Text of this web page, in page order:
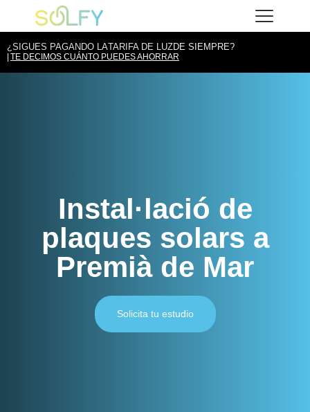
contingut
Solfy
¿SIGUES PAGANDO LATARIFA DE LUZDE SIEMPRE?
TE DECIMOS CUÁNTO PUEDES AHORRAR
Instal·lació de
plaques solars a
Premià de Mar
Solicita tu estudio